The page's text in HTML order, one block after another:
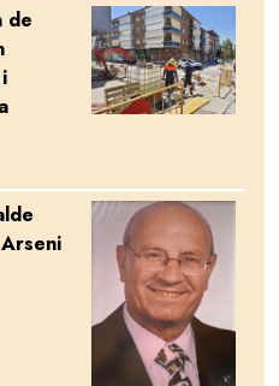
de
Image
Image